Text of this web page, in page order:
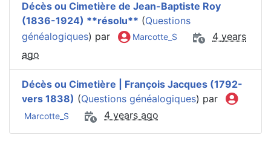
Décès ou Cimetière de Jean-Baptiste Roy
(1836-1924) **résolu** (Questions
généalogiques) par Marcotte_S
4 years
ago
Décès ou Cimetière | François Jacques (1792-
vers 1838) (Questions généalogiques) par
Marcotte_S 4 years ago